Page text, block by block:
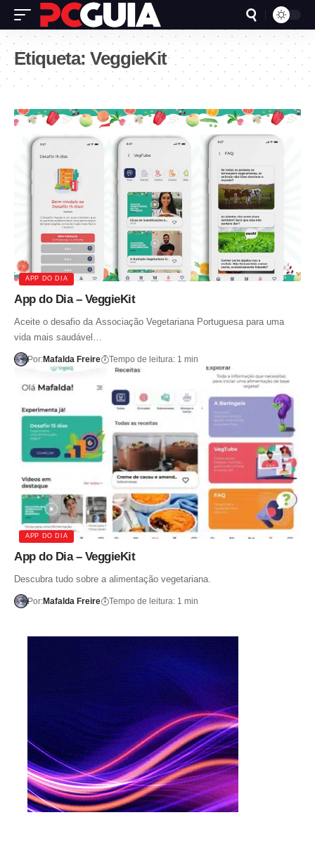
Etiqueta: VeggieKit
APP DO DIA
App do Dia – VeggieKit
Aceite o desafio da Associação Vegetariana Portuguesa para uma
vida mais saudável…
Por:Mafalda Freire Tempo de leitura: 1 min
APP DO DIA
App do Dia – VeggieKit
Descubra tudo sobre a alimentação vegetariana.
Por:Mafalda Freire Tempo de leitura: 1 min